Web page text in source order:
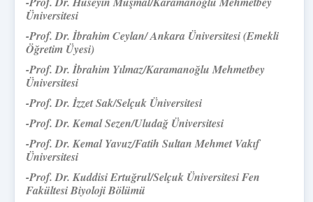
Üniversitesi
-Prof. Dr. İbrahim Ceylan/ Ankara Üniversitesi (Emekli
Öğretim Üyesi)
-Prof. Dr. İbrahim Yılmaz/Karamanoğlu Mehmetbey
Üniversitesi
-Prof. Dr. İzzet Sak/Selçuk Üniversitesi
-Prof. Dr. Kemal Sezen/Uludağ Üniversitesi
-Prof. Dr. Kemal Yavuz/Fatih Sultan Mehmet Vakıf
Üniversitesi
-Prof. Dr. Kuddisi Ertuğrul/Selçuk Üniversitesi Fen
Fakültesi Biyoloji Bölümü